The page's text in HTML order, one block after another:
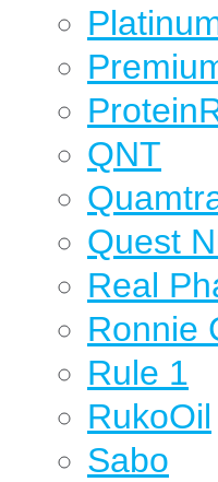
QNT
Quest
Real
Ronnie
Rule 1
RukoOil
Sabo